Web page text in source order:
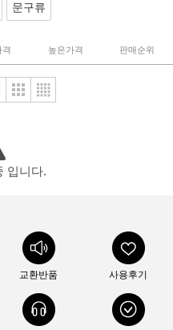
문구류
격 높은가격 판매순위
입니다.
교환반품 사용후기